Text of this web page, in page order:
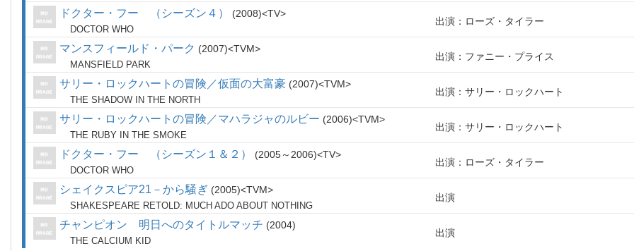
ドクター・フー （シーズン４） 2008 TV
DOCTOR WHO
出演：ローズ・タイラー
マンスフィールド・パーク 2007 TVM
MANSFIELD PARK
出演：ファニー・プライス
サリー・ロックハートの冒険／仮面の大富豪 2007 TVM
THE SHADOW IN THE NORTH
出演：サリー・ロックハート
サリー・ロックハートの冒険／マハラジャのルビー 2006 TVM
THE RUBY IN THE SMOKE
出演：サリー・ロックハート
ドクター・フー （シーズン１＆２） 2005～2006 TV
DOCTOR WHO
出演：ローズ・タイラー
シェイクスピア21－から騒ぎ 2005 TVM
SHAKESPEARE RETOLD: MUCH ADO ABOUT NOTHING
出演
チャンピオン 明日へのタイトルマッチ 2004
THE CALCIUM KID
出演